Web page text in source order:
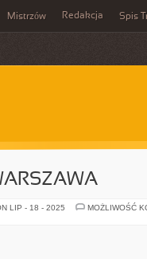
Mistrzów Redakcja Spis
LIP - 18 - 2025
MOŻLIWOŚĆ